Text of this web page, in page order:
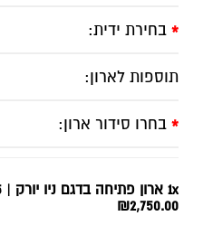
* בחירת ידית:
תוספות לארון:
* בחרו סידור ארון:
1x ארון פתיחה בדגם ניו יורק | 5 דלתות עם שידת מגירות חיצונית ברוחב 200 ס"מ
₪2,750.00